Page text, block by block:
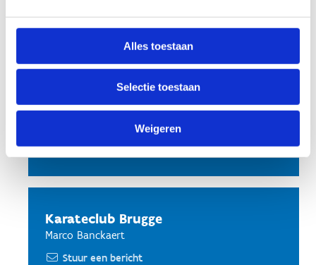
Alles toestaan
Selectie toestaan
Weigeren
Judoschool Marcel Degroote (G-
Liesbeth Everaert
Stuur een bericht
Website
Karateclub Brugge
Marco Banckaert
Stuur een bericht